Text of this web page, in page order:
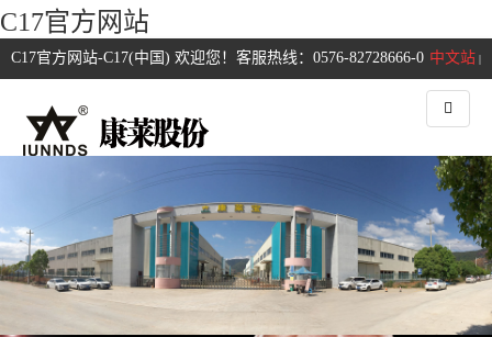
C17官方网站
中文站 |
C17官方网站-C17(中国) 欢迎您！客服热线：0576-82728666-0